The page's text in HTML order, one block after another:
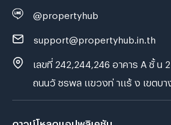
@propertyhub
support@propertyhub.in.th
เลขที่ 242,244,246 อาคาร A ชั้ น
ถนนวั ชรพล แขวงท่ าแร้ ง เขตบา
ดาวน์โหลดแอปพลิเคชัน